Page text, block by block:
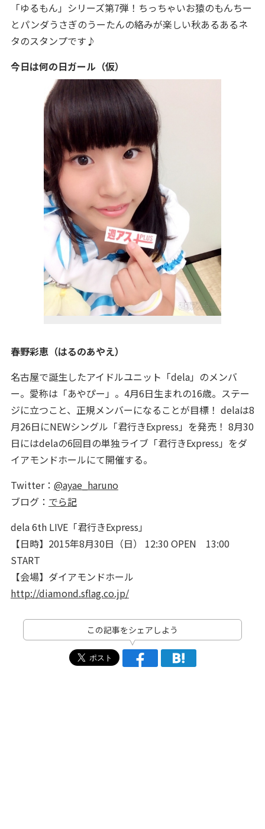
「ゆるもん」シリーズ第7弾！ちっちゃいお猿のもんちー
とパンダうさぎのうーたんの絡みが楽しい秋あるあるネ
タのスタンプです♪
今日は何の日ガール（仮）
春野彩恵（はるのあやえ）
名古屋で誕生したアイドルユニット「dela」のメンバ
ー。愛称は「あやぴー」。4月6日生まれの16歳。ステー
ジに立つこと、正規メンバーになることが目標！ delaは8
月26日にNEWシングル「君行きExpress」を発売！ 8月30
日にはdelaの6回目の単独ライブ「君行きExpress」をダ
イアモンドホールにて開催する。
Twitter： @ayae_haruno
ブログ： でら記
dela 6th LIVE「君行きExpress」
【日時】2015年8月30日（日） 12:30 OPEN 13:00
START
【会場】ダイアモンドホール
http://diamond.sflag.co.jp/
この記事をシェアしよう